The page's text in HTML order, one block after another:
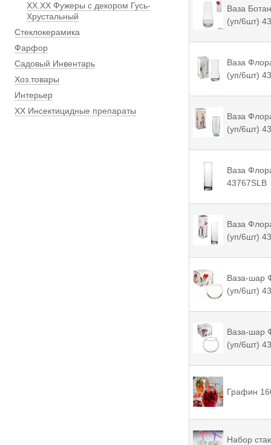
ХХ.ХХ Фужеры с декором Гусь-
Хрустальный
Стеклокерамика
Фарфор
Садовый Инвентарь
Хоз.товары
Интерьер
ХХ Инсектицидные препараты
Ваза
(уп/6шт)
Ваза
(уп/6шт)
Ваза
(уп/6шт)
Ваза
43767SLB
Ваза
(уп/6шт)
Ваза-шар
(уп/6шт)
Ваза-шар
(уп/6шт)
Графин
Набор